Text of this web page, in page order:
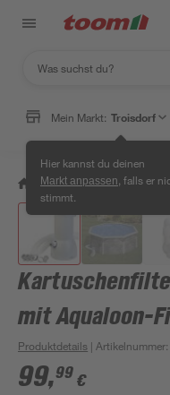
Mein Markt: Troisdorf
Hier kannst du deinen
Markt anpassen , falls er
stimmt.
/ Garten & Freizeit /
mit Aqualoon-
Produktdetails | Artikelnummer:
99,99 €